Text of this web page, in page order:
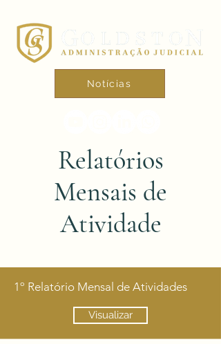
Notícias
Relatórios
Mensais de
Atividade
1º Relatório Mensal de Atividades
Visualizar